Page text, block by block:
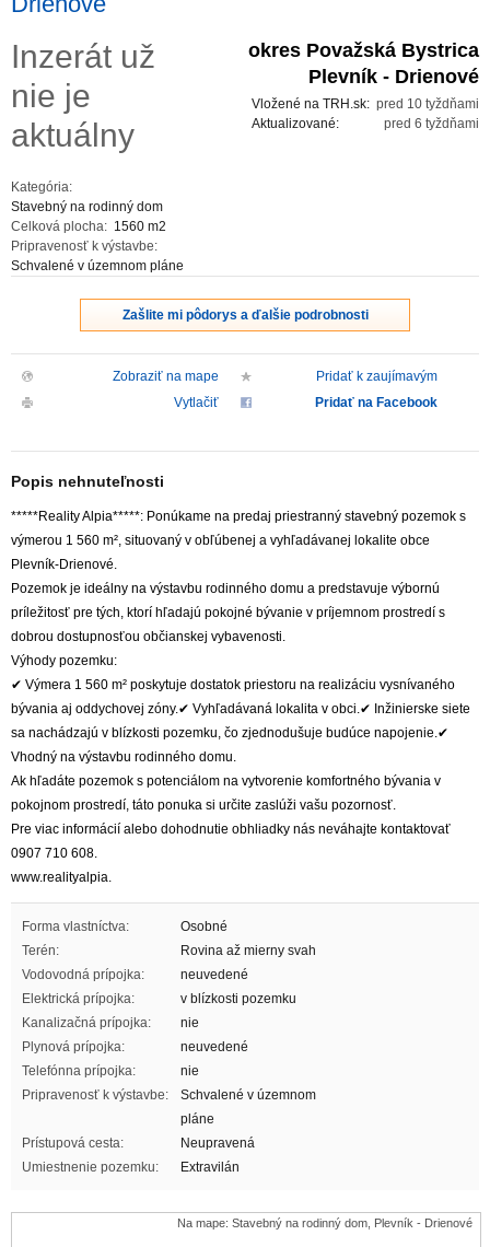
REKLAMA
PARTNERI
OBCHODNÉ PODMIENKY
KONTAKT
Inzerát už
nie je
aktuálny
Kategória:
Stavebný na rodinný dom
Celková plocha: 1560 m2
Pripravenosť k výstavbe:
Schvalené v územnom pláne
okres Považská Bystrica
Plevník - Drienové
pred 10 tyždňami
Vložené na TRH.sk:
pred 6 tyždňami
Aktualizované:
Zašlite mi pôdorys a ďalšie podrobnosti
Zobraziť na mape
Pridať k zaujímavým
Vytlačiť
Pridať na Facebook
Popis nehnuteľnosti
*****Reality Alpia*****: Ponúkame na predaj priestranný stavebný pozemok s
výmerou 1 560 m², situovaný v obľúbenej a vyhľadávanej lokalite obce
Plevník-Drienové.
Pozemok je ideálny na výstavbu rodinného domu a predstavuje výbornú
príležitosť pre tých, ktorí hľadajú pokojné bývanie v príjemnom prostredí s
dobrou dostupnosťou občianskej vybavenosti.
Výhody pozemku:
✔ Výmera 1 560 m² poskytuje dostatok priestoru na realizáciu vysnívaného
bývania aj oddychovej zóny.✔ Vyhľadávaná lokalita v obci.✔ Inžinierske siete
sa nachádzajú v blízkosti pozemku, čo zjednodušuje budúce napojenie.✔
Vhodný na výstavbu rodinného domu.
Ak hľadáte pozemok s potenciálom na vytvorenie komfortného bývania v
pokojnom prostredí, táto ponuka si určite zaslúži vašu pozornosť.
Pre viac informácií alebo dohodnutie obhliadky nás neváhajte kontaktovať
0907 710 608.
www.realityalpia.
Forma vlastníctva:
Osobné
Terén:
Rovina až mierny svah
Vodovodná prípojka:
neuvedené
Elektrická prípojka:
v blízkosti pozemku
Kanalizačná prípojka:
nie
Plynová prípojka:
neuvedené
Telefónna prípojka:
nie
Pripravenosť k výstavbe:
Schvalené v územnom
pláne
Prístupová cesta:
Neupravená
Umiestnenie pozemku:
Extravilán
Na mape: Stavebný na rodinný dom, Plevník - Drienové